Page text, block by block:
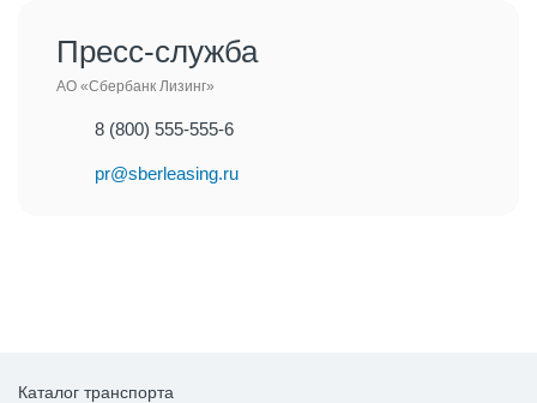
Пресс-служба
АО «Сбербанк Лизинг»
8 (800) 555-555-6
pr@sberleasing.ru
Каталог транспорта